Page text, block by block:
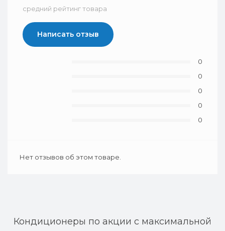
средний рейтинг товара
Написать отзыв
0
0
0
0
0
Нет отзывов об этом товаре.
Кондиционеры по акции с максимальной